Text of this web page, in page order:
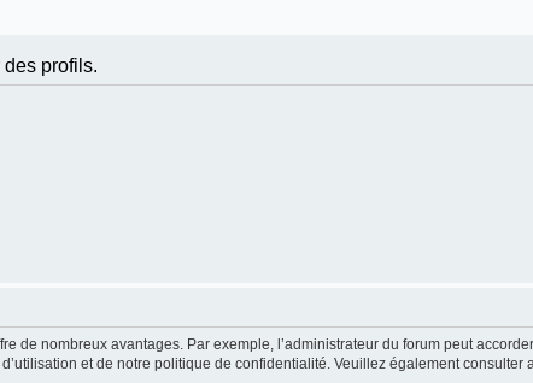
profils.
de nombreux avantages. Par exemple, l’administrateur du forum peut
et de notre politique de confidentialité. Veuillez également consulter